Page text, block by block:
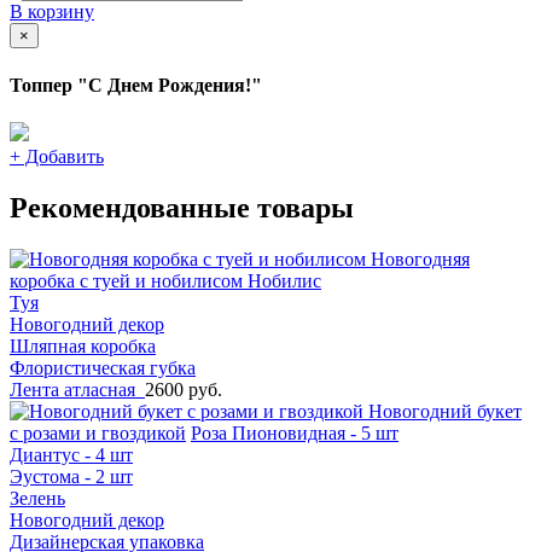
В корзину
×
Топпер "С Днем Рождения!"
+ Добавить
Рекомендованные товары
Новогодняя
коробка с туей и нобилисом Нобилис
Туя
Новогодний декор
Шляпная коробка
Флористическая губка
Лента атласная 2600 руб.
Новогодний букет
с розами и гвоздикой Роза Пионовидная - 5 шт
Диантус - 4 шт
Эустома - 2 шт
Зелень
Новогодний декор
Дизайнерская упаковка